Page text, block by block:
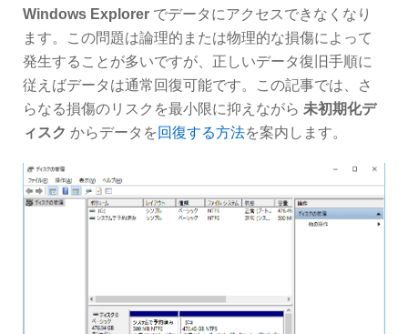
Windows Explorer でデータにアクセスできなくなり
ます。この問題は論理的または物理的な損傷によって
発生することが多いですが、正しいデータ復旧手順に
従えばデータは通常回復可能です。この記事では、さ
らなる損傷のリスクを最小限に抑えながら 未初期化デ
ィスク からデータを 回復する方法を案内します。